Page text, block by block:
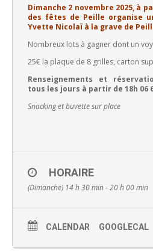
Dimanche 2 novembre 2025, à
des fêtes de Peille organise
Yvette Nicolaï à la grave de
Nombreux lots à gagner dont un
25€ la plaque de 8 grilles, carton
Renseignements et
tous les jours à partir de 18h 06
Snacking et buvette sur place
HORAIRE
(Dimanche) 14 h 30 min - 20 h 00 min
CALENDAR GOOGLECAL